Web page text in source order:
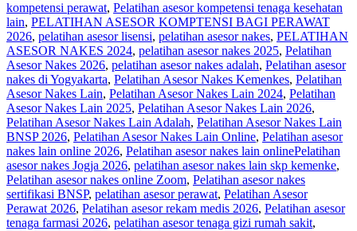
kompetensi perawat, Pelatihan asesor kompetensi tenaga kesehatan
lain, PELATIHAN ASESOR KOMPTENSI BAGI PERAWAT
2026, pelatihan asesor lisensi, pelatihan asesor nakes, PELATIHAN
ASESOR NAKES 2024, pelatihan asesor nakes 2025, Pelatihan
Asesor Nakes 2026, pelatihan asesor nakes adalah, Pelatihan asesor
nakes di Yogyakarta, Pelatihan Asesor Nakes Kemenkes, Pelatihan
Asesor Nakes Lain, Pelatihan Asesor Nakes Lain 2024, Pelatihan
Asesor Nakes Lain 2025, Pelatihan Asesor Nakes Lain 2026,
Pelatihan Asesor Nakes Lain Adalah, Pelatihan Asesor Nakes Lain
BNSP 2026, Pelatihan Asesor Nakes Lain Online, Pelatihan asesor
nakes lain online 2026, Pelatihan asesor nakes lain onlinePelatihan
asesor nakes Jogja 2026, pelatihan asesor nakes lain skp kemenke,
Pelatihan asesor nakes online Zoom, Pelatihan asesor nakes
sertifikasi BNSP, pelatihan asesor perawat, Pelatihan Asesor
Perawat 2026, Pelatihan asesor rekam medis 2026, Pelatihan asesor
tenaga farmasi 2026, pelatihan asesor tenaga gizi rumah sakit,